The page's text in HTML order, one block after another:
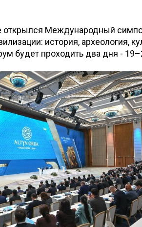
открылся Международный
история, археология,
будет проходить два дня -